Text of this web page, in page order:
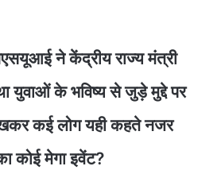
ने केंद्रीय राज्य मंत्री
युवाओं के भविष्य से जुड़े मुद्दे पर
कई लोग यही कहते नजर
कोई मेगा इवेंट?